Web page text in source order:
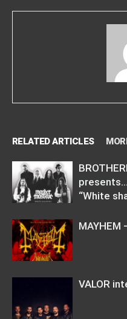
RELATED ARTICLES
presents…
“White
MAYHEM
VALOR